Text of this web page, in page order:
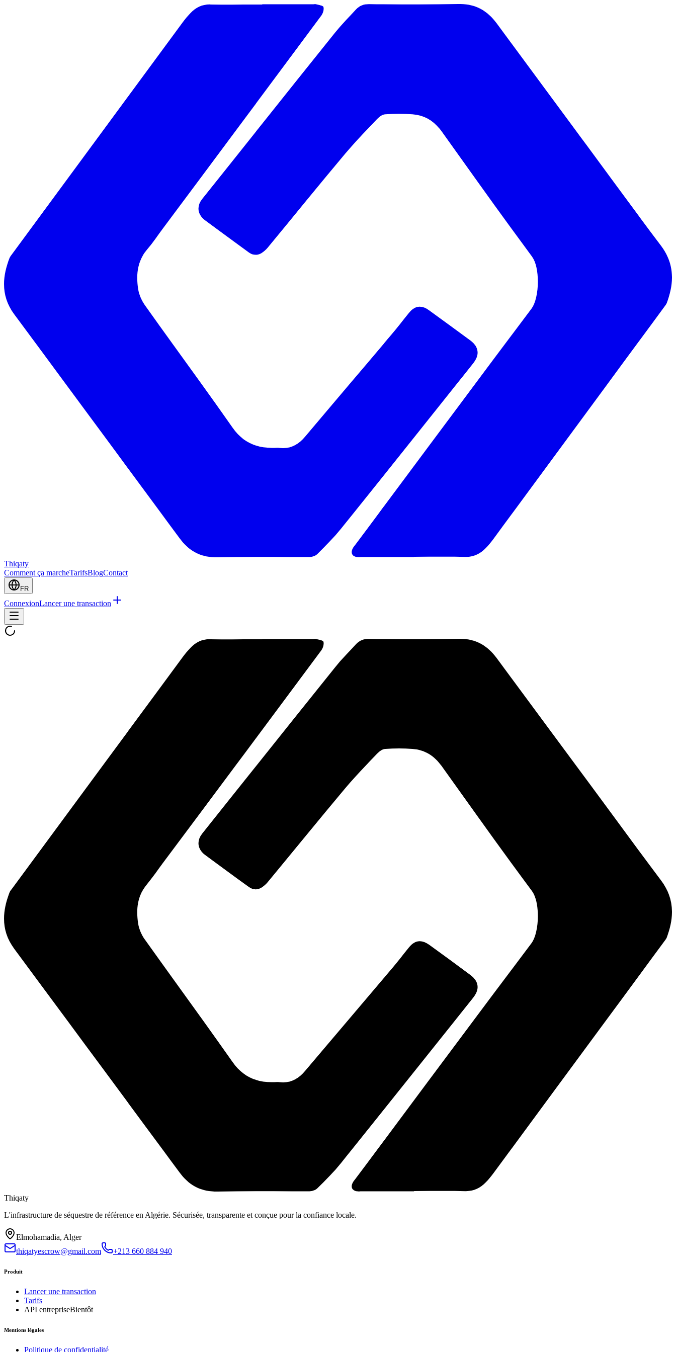
Thiqaty
Comment ça marcheTarifsBlogContact
FR
ConnexionLancer une transaction
Thiqaty
L'infrastructure de séquestre de référence en Algérie. Sécurisée, transparente et conçue pour la confiance locale.
Elmohamadia, Alger
thiqatyescrow@gmail.com
+213 660 884 940
Produit
Lancer une transaction
Tarifs
API entrepriseBientôt
Mentions légales
Politique de confidentialité